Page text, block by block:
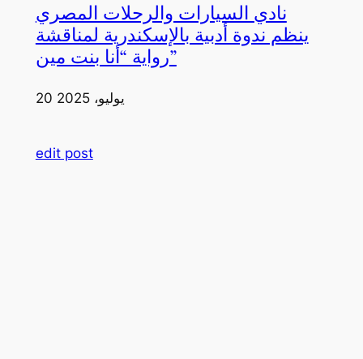
نادي السيارات والرحلات المصري
ينظم ندوة أدبية بالإسكندرية لمناقشة
رواية “أنا بنت مين”
20 يوليو، 2025
edit post